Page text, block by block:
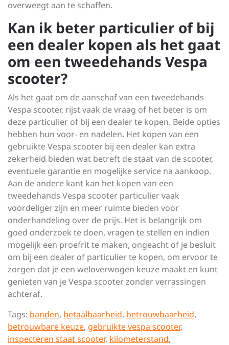
overweegt aan te schaffen.
Kan ik beter particulier of bij
een dealer kopen als het gaat
om een tweedehands Vespa
scooter?
Als het gaat om de aanschaf van een tweedehands
Vespa scooter, rijst vaak de vraag of het beter is om
deze particulier of bij een dealer te kopen. Beide opties
hebben hun voor- en nadelen. Het kopen van een
gebruikte Vespa scooter bij een dealer kan extra
zekerheid bieden wat betreft de staat van de scooter,
eventuele garantie en mogelijke service na aankoop.
Aan de andere kant kan het kopen van een
tweedehands Vespa scooter particulier vaak
voordeliger zijn en meer ruimte bieden voor
onderhandeling over de prijs. Het is belangrijk om
goed onderzoek te doen, vragen te stellen en indien
mogelijk een proefrit te maken, ongeacht of je besluit
om bij een dealer of particulier te kopen, om ervoor te
zorgen dat je een weloverwogen keuze maakt en kunt
genieten van je Vespa scooter zonder verrassingen
achteraf.
Tags: banden, betaalbaarheid, betrouwbaarheid,
betrouwbare keuze, gebruikte vespa scooter,
inspecteren staat scooter, kilometerstand,